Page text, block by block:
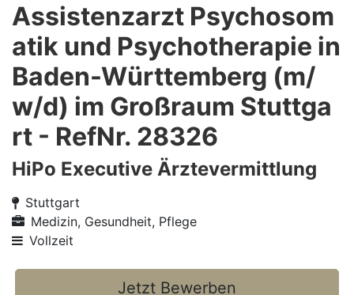
Assistenzarzt Psychosom
atik und Psychotherapie in
Baden-Württemberg (m/
w/d) im Großraum Stuttga
rt - RefNr. 28326
HiPo Executive Ärztevermittlung
Stuttgart
Medizin, Gesundheit, Pflege
Vollzeit
Jetzt Bewerben